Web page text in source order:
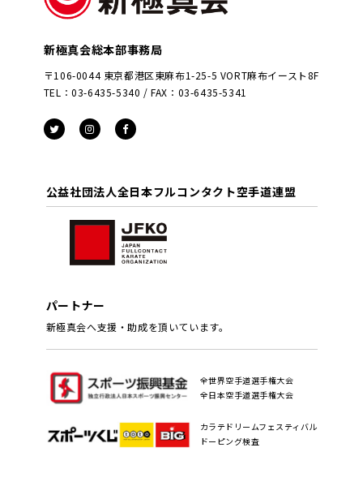
新極真会総本部事務局
〒106-0044 東京都港区東麻布1-25-5 VORT麻布イースト8F
TEL：03-6435-5340 / FAX：03-6435-5341
公益社団法人全日本フルコンタクト空手道連盟
パートナー
新極真会へ支援・助成を頂いています。
全世界空手道選手権大会
全日本空手道選手権大会
カラテドリームフェスティバル
ドーピング検査